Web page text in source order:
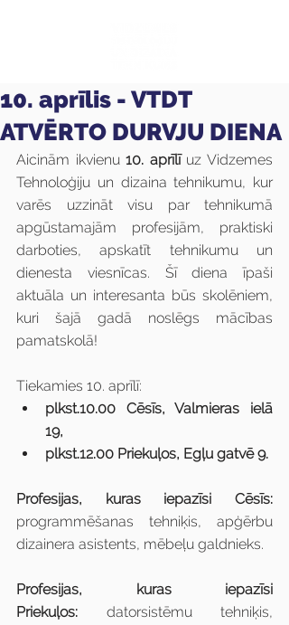
10. aprīlis - VTDT
ATVĒRTO DURVJU DIENA
Aicinām ikvienu 10. aprīlī uz Vidzemes
Tehnoloģiju un dizaina tehnikumu, kur
varēs uzzināt visu par tehnikumā
apgūstamajām profesijām, praktiski
darboties, apskatīt tehnikumu un
dienesta viesnīcas. Šī diena īpaši
aktuāla un interesanta būs skolēniem,
kuri šajā gadā noslēgs mācības
pamatskolā!
Tiekamies 10. aprīlī:
plkst.10.00 Cēsīs, Valmieras ielā
19,
plkst.12.00 Priekuļos, Egļu gatvē 9.
programmēšanas tehniķis, apģērbu
dizainera asistents, mēbeļu galdnieks.
Profesijas, kuras iepazīsi
Priekuļos: datorsistēmu tehniķis,